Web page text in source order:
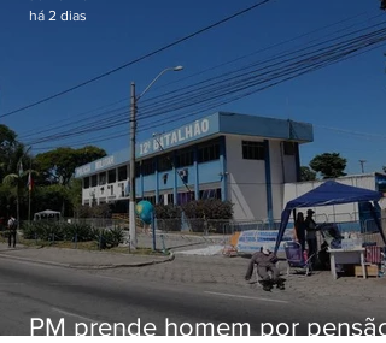
PM prende homem por pensão
há 2 dias